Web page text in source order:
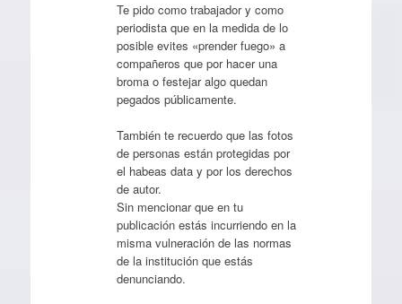
Te pido como trabajador y como
periodista que en la medida de lo
posible evites «prender fuego» a
compañeros que por hacer una
broma o festejar algo quedan
pegados públicamente.
También te recuerdo que las fotos
de personas están protegidas por
el habeas data y por los derechos
de autor.
Sin mencionar que en tu
publicación estás incurriendo en la
misma vulneración de las normas
de la institución que estás
denunciando.